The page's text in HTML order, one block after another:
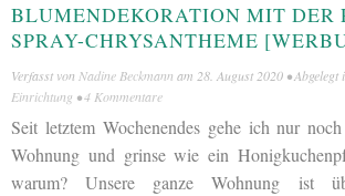
BLUMENDEKORATION MIT DER
SPRAY-CHRYSANTHEME
Verfasst von Nadine Beckmann am 28. August 2020 • Abgelegt
Einrichtung •4 Kommentare
Seit letztem Wochenendes gehe ich nur
Wohnung und grinse wie ein
warum? Unsere ganze Wohnung ist